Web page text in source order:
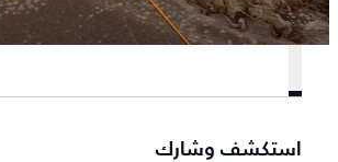
استكشف وشارك